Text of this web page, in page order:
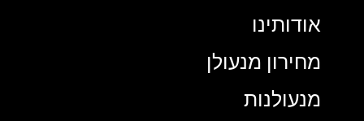
אודותינו
מחירון מנעולן
מנעולנות